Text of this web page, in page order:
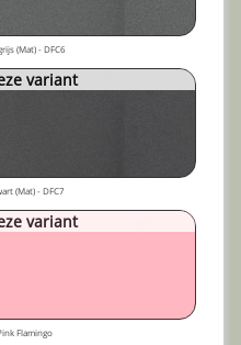
(Mat) - DFC6
variant
(Mat) - DFC7
variant
Flamingo